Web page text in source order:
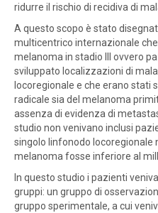
ridurre il rischio di recidiva di
A questo scopo è stato
multicentrico internazionale
melanoma in stadio III ovvero
sviluppato localizzazioni di
locoregionale e che erano stati
radicale sia del melanoma
assenza di evidenza di
studio non venivano inclusi
singolo linfonodo locoregionale
melanoma fosse inferiore al
In questo studio i pazienti
gruppi: un gruppo di
gruppo sperimentale, a cui